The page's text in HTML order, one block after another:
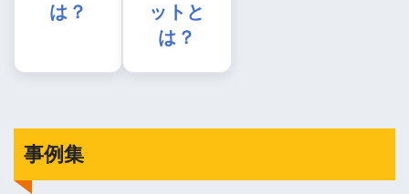
は？
ットと
は？
事例集